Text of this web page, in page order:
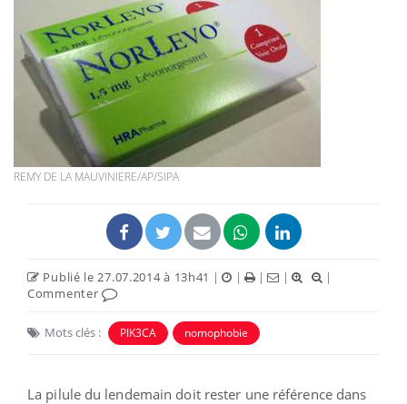
REMY DE LA MAUVINIERE/AP/SIPA
Publié le 27.07.2014 à 13h41 | | | |
|
Commenter
Mots clés : PIK3CA nomophobie
La pilule du lendemain doit rester une référence dans